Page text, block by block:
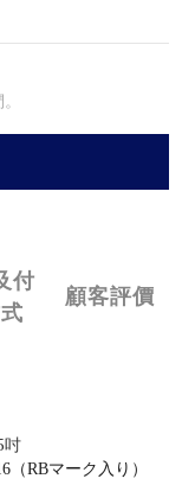
付
顧客評價
吋
（RBマーク⼊り）